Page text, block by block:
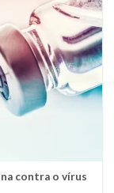
contra o vírus